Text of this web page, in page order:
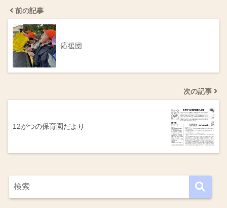
前の記事
応援団
次の記事
12がつの保育園だより